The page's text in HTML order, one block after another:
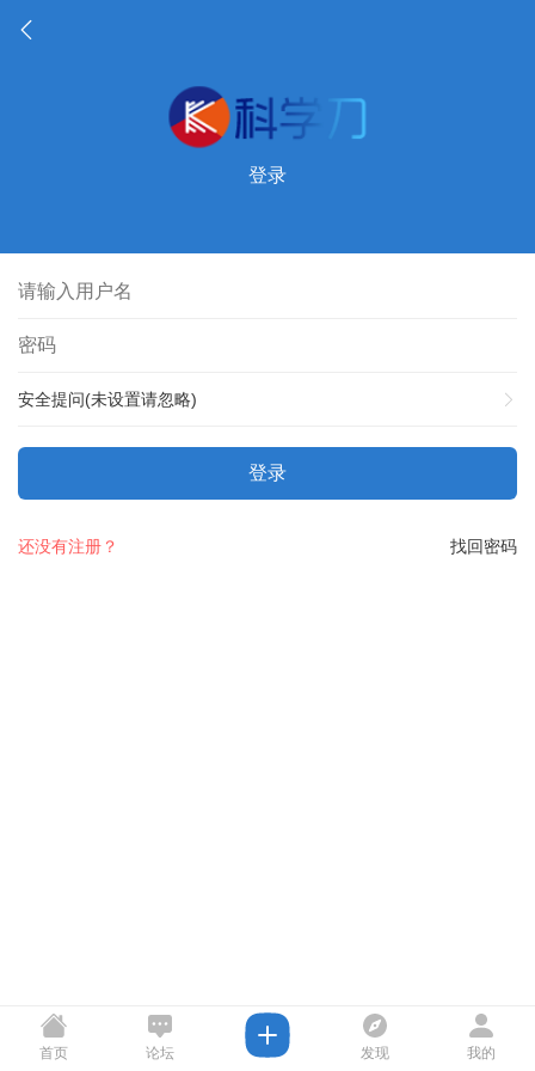
登录
安全提问(未设置请忽略)
登录
找回密码
还没有注册？
首页 论坛 发现 我的